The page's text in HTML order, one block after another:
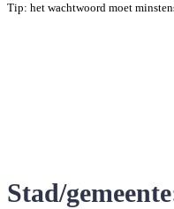
Tip: het wachtwoord moet
Stad/